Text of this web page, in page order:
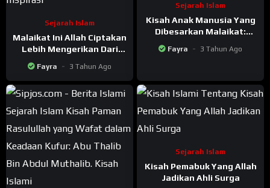
Sejarah Islam
Malaikat Ini Allah Ciptakan
Lebih Mengerikan Dari
Fayra 3 Tahun Ago
Sejarah Islam
Kisah Anak Manusia Yang
Dibesarkan Malaikat:
Pembuat Patung Berhala
Sapi
Fayra 3 Tahun Ago
Sejarah Islam
Kisah Pemabuk Yang Allah
Jadikan Ahli Surga